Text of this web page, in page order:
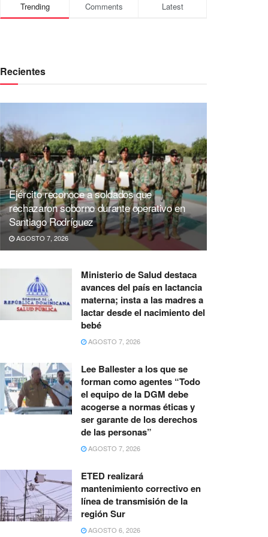
Trending Comments Latest
Recientes
Ejército reconoce a soldados que
rechazaron soborno durante operativo en
Santiago Rodríguez
AGOSTO 7, 2026
Ministerio de Salud destaca
avances del país en lactancia
materna; insta a las madres a
lactar desde el nacimiento del
bebé
AGOSTO 7, 2026
Lee Ballester a los que se
forman como agentes “Todo
el equipo de la DGM debe
acogerse a normas éticas y
ser garante de los derechos
de las personas”
AGOSTO 7, 2026
ETED realizará
mantenimiento correctivo en
línea de transmisión de la
región Sur
AGOSTO 6, 2026